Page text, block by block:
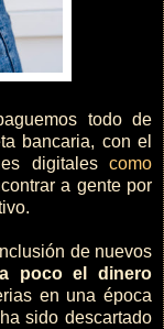
todo de
bancaria, con el
digitales como
a gente por
de nuevos
poco el dinero
en una época
sido descartado